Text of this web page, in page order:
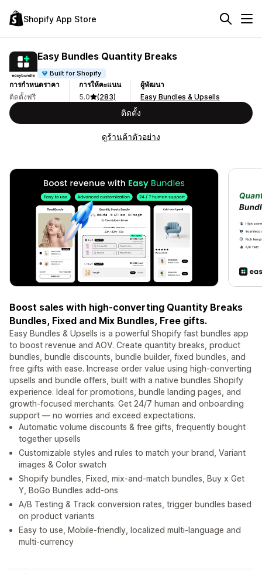
Shopify App Store
Easy Bundles Quantity Breaks
Built for Shopify
การกำหนดราคา
ติดตั้งฟรี
การให้คะแนน
5.0
(283)
ผู้พัฒนา
Easy Bundles & Upsells
ติดตั้ง
ดูร้านค้าตัวอย่าง
Boost sales with high-converting Quantity Breaks
Bundles, Fixed and Mix Bundles, Free gifts.
Easy Bundles & Upsells is a powerful Shopify fast bundles app
to boost revenue and AOV. Create quantity breaks, product
bundles, bundle discounts, bundle builder, fixed bundles, and
free gifts with ease. Increase order value using high-converting
upsells and bundle offers, built with a native bundles Shopify
experience. Ideal for promotions, bundle landing pages, and
growth-focused merchants. Get 24/7 human and onboarding
support — no worries and exceed expectations.
Automatic volume discounts & free gifts, frequently bought
together upsells
Customizable styles and rules to match your brand, Variant
images & Color swatch
Shopify bundles, Fixed, mix-and-match bundles, Buy x Get
Y, BoGo Bundles add-ons
A/B Testing & Track conversion rates, trigger bundles based
on product variants
Easy to use, Mobile-friendly, localized multi-language and
multi-currency